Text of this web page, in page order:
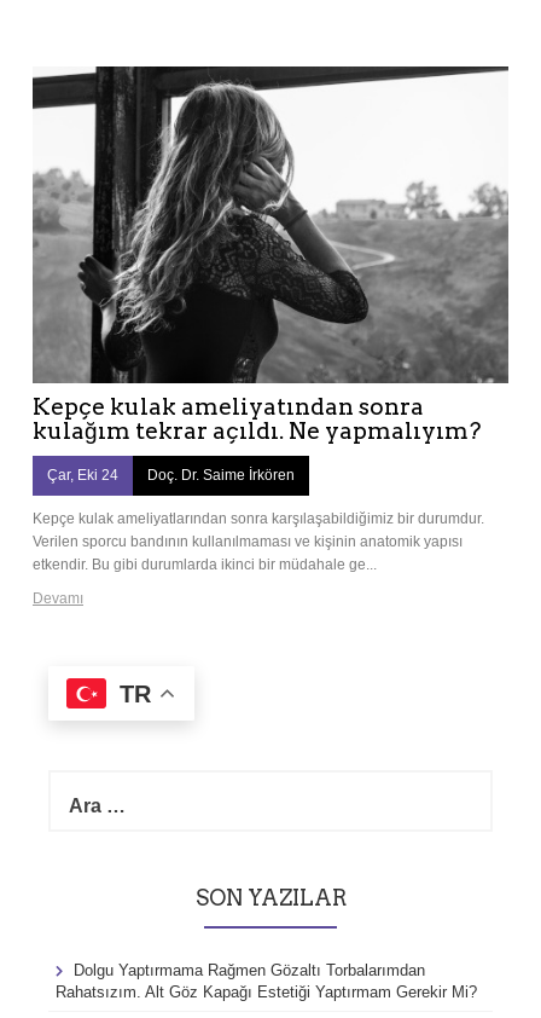
Kepçe kulak ameliyatından sonra
kulağım tekrar açıldı. Ne yapmalıyım?
Çar, Eki 24 Doç. Dr. Saime İrkören
Kepçe kulak ameliyatlarından sonra karşılaşabildiğimiz bir durumdur.
Verilen sporcu bandının kullanılmaması ve kişinin anatomik yapısı
etkendir. Bu gibi durumlarda ikinci bir müdahale ge...
Devamı
TR
SON YAZILAR
Dolgu Yaptırmama Rağmen Gözaltı Torbalarımdan
Rahatsızım. Alt Göz Kapağı Estetiği Yaptırmam Gerekir Mi?